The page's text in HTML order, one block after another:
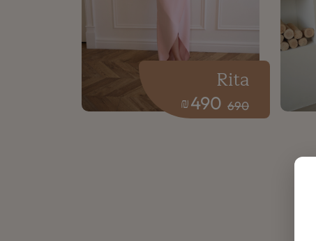
690
490
₪
Rita